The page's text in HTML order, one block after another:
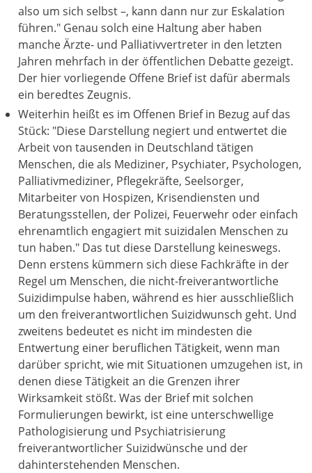
also um sich selbst –, kann dann nur zur Eskalation
führen." Genau solch eine Haltung aber haben
manche Ärzte- und Palliativvertreter in den letzten
Jahren mehrfach in der öffentlichen Debatte gezeigt.
Der hier vorliegende Offene Brief ist dafür abermals
ein beredtes Zeugnis.
Weiterhin heißt es im Offenen Brief in Bezug auf das
Stück: "Diese Darstellung negiert und entwertet die
Arbeit von tausenden in Deutschland tätigen
Menschen, die als Mediziner, Psychiater, Psychologen,
Palliativmediziner, Pflegekräfte, Seelsorger,
Mitarbeiter von Hospizen, Krisendiensten und
Beratungsstellen, der Polizei, Feuerwehr oder einfach
ehrenamtlich engagiert mit suizidalen Menschen zu
tun haben." Das tut diese Darstellung keineswegs.
Denn erstens kümmern sich diese Fachkräfte in der
Regel um Menschen, die nicht-freiverantwortliche
Suizidimpulse haben, während es hier ausschließlich
um den freiverantwortlichen Suizidwunsch geht. Und
zweitens bedeutet es nicht im mindesten die
Entwertung einer beruflichen Tätigkeit, wenn man
darüber spricht, wie mit Situationen umzugehen ist, in
denen diese Tätigkeit an die Grenzen ihrer
Wirksamkeit stößt. Was der Brief mit solchen
Formulierungen bewirkt, ist eine unterschwellige
Pathologisierung und Psychiatrisierung
freiverantwortlicher Suizidwünsche und der
dahinterstehenden Menschen.